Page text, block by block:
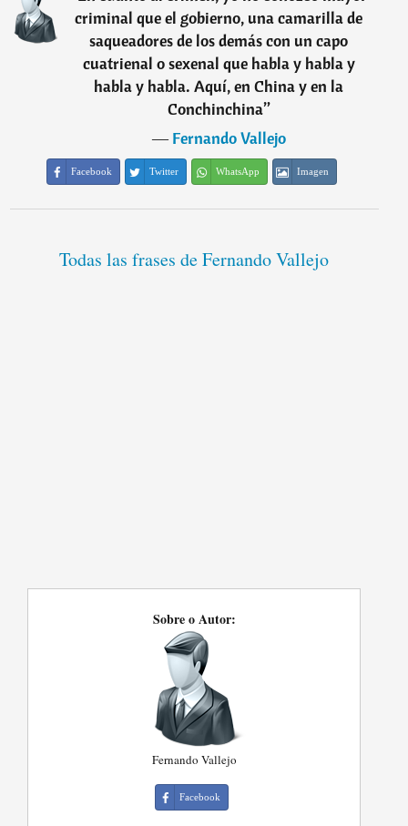
criminal que el gobierno, una camarilla de
saqueadores de los demás con un capo
cuatrienal o sexenal que habla y habla y
habla y habla. Aquí, en China y en la
Conchinchina”
―Fernando Vallejo
Facebook Twitter WhatsApp Imagen
Todas las frases de Fernando Vallejo
Sobre o Autor:
Fernando Vallejo
Facebook